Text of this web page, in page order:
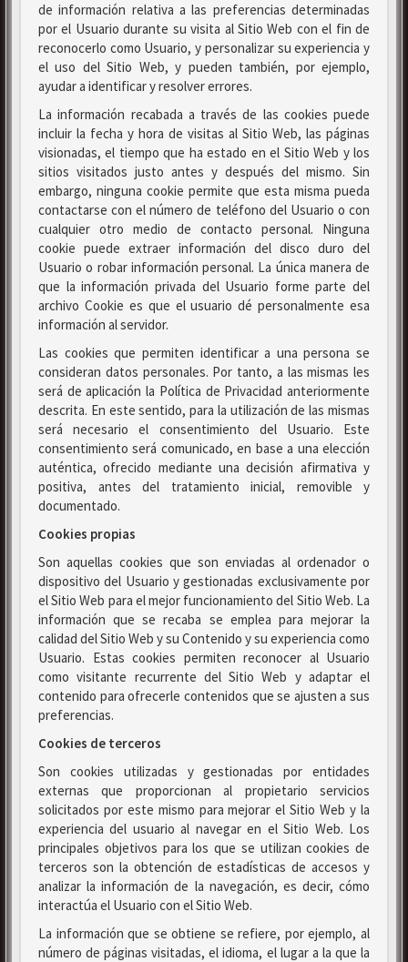
de información relativa a las preferencias determinadas
por el Usuario durante su visita al Sitio Web con el fin de
reconocerlo como Usuario, y personalizar su experiencia y
el uso del Sitio Web, y pueden también, por ejemplo,
ayudar a identificar y resolver errores.
La información recabada a través de las cookies puede
incluir la fecha y hora de visitas al Sitio Web, las páginas
visionadas, el tiempo que ha estado en el Sitio Web y los
sitios visitados justo antes y después del mismo. Sin
embargo, ninguna cookie permite que esta misma pueda
contactarse con el número de teléfono del Usuario o con
cualquier otro medio de contacto personal. Ninguna
cookie puede extraer información del disco duro del
Usuario o robar información personal. La única manera de
que la información privada del Usuario forme parte del
archivo Cookie es que el usuario dé personalmente esa
información al servidor.
Las cookies que permiten identificar a una persona se
consideran datos personales. Por tanto, a las mismas les
será de aplicación la Política de Privacidad anteriormente
descrita. En este sentido, para la utilización de las mismas
será necesario el consentimiento del Usuario. Este
consentimiento será comunicado, en base a una elección
auténtica, ofrecido mediante una decisión afirmativa y
positiva, antes del tratamiento inicial, removible y
documentado.
Cookies propias
Son aquellas cookies que son enviadas al ordenador o
dispositivo del Usuario y gestionadas exclusivamente por
el Sitio Web para el mejor funcionamiento del Sitio Web. La
información que se recaba se emplea para mejorar la
calidad del Sitio Web y su Contenido y su experiencia como
Usuario. Estas cookies permiten reconocer al Usuario
como visitante recurrente del Sitio Web y adaptar el
contenido para ofrecerle contenidos que se ajusten a sus
preferencias.
Cookies de terceros
Son cookies utilizadas y gestionadas por entidades
externas que proporcionan al propietario servicios
solicitados por este mismo para mejorar el Sitio Web y la
experiencia del usuario al navegar en el Sitio Web. Los
principales objetivos para los que se utilizan cookies de
terceros son la obtención de estadísticas de accesos y
analizar la información de la navegación, es decir, cómo
interactúa el Usuario con el Sitio Web.
La información que se obtiene se refiere, por ejemplo, al
número de páginas visitadas, el idioma, el lugar a la que la